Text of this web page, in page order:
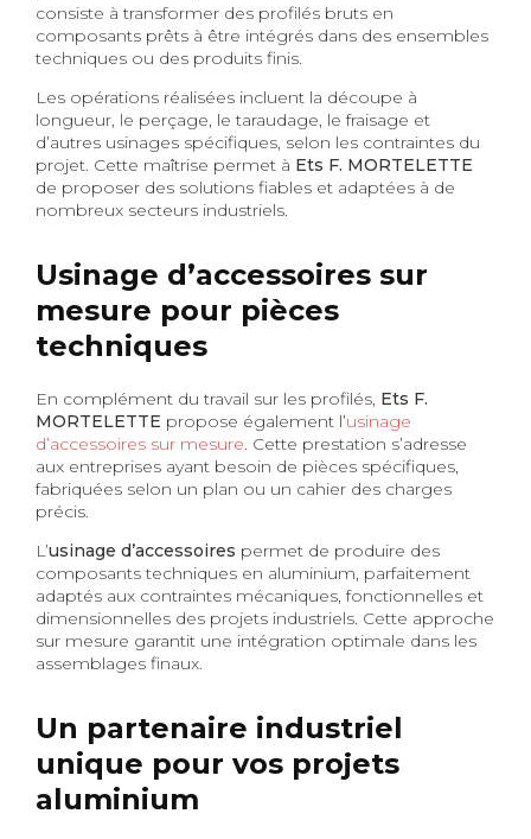
consiste à transformer des profilés bruts en
composants prêts à être intégrés dans des ensembles
techniques ou des produits finis.
Les opérations réalisées incluent la découpe à
longueur, le perçage, le taraudage, le fraisage et
d’autres usinages spécifiques, selon les contraintes du
projet. Cette maîtrise permet à Ets F. MORTELETTE
de proposer des solutions fiables et adaptées à de
nombreux secteurs industriels.
Usinage d’accessoires sur
mesure pour pièces
techniques
En complément du travail sur les profilés, Ets F.
MORTELETTE propose également l’usinage
d’accessoires sur mesure. Cette prestation s’adresse
aux entreprises ayant besoin de pièces spécifiques,
fabriquées selon un plan ou un cahier des charges
précis.
L’usinage d’accessoires permet de produire des
composants techniques en aluminium, parfaitement
adaptés aux contraintes mécaniques, fonctionnelles et
dimensionnelles des projets industriels. Cette approche
sur mesure garantit une intégration optimale dans les
assemblages finaux.
Un partenaire industriel
unique pour vos projets
aluminium